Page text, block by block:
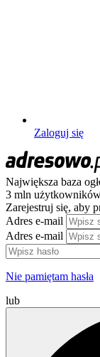
Zaloguj się
Największa baza
3 mln
Zarejestruj się, aby
Adres e-mail
Adres e-mail
Nie pamiętam hasła
lub